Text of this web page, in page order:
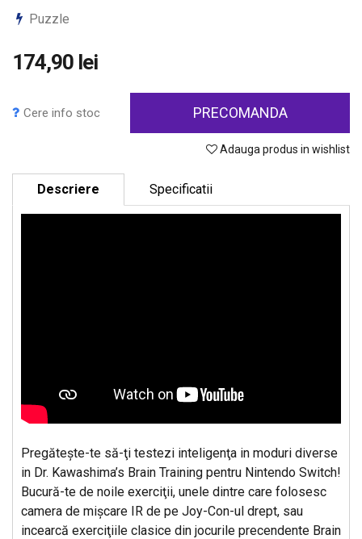
Puzzle
174,90 lei
Cere info stoc PRECOMANDA
Adauga produs in wishlist
Descriere Specificatii
Pregăteşte-te să-ţi testezi inteligenţa in moduri diverse
in Dr. Kawashima’s Brain Training pentru Nintendo Switch!
Bucură-te de noile exerciţii, unele dintre care folosesc
camera de mişcare IR de pe Joy-Con-ul drept, sau
incearcă exerciţiile clasice din jocurile precendente Brain